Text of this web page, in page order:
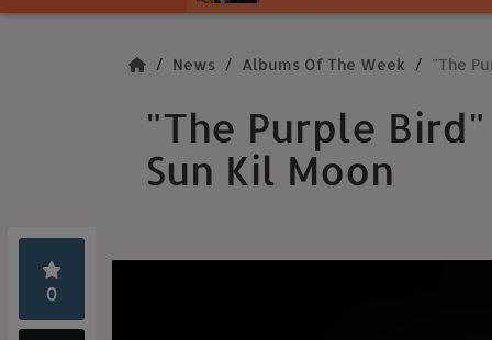
News Albums Of The Week "The
"The Purple
Sun Kil Moon
0